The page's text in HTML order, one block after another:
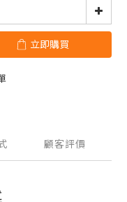
立即購買
顧客評價